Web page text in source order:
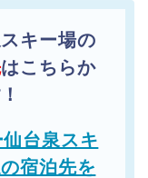
キー場の
はこちらか
台泉スキ
宿泊先を